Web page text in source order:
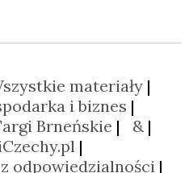
materiały
i biznes
Brneńskie
&
odpowiedzialności